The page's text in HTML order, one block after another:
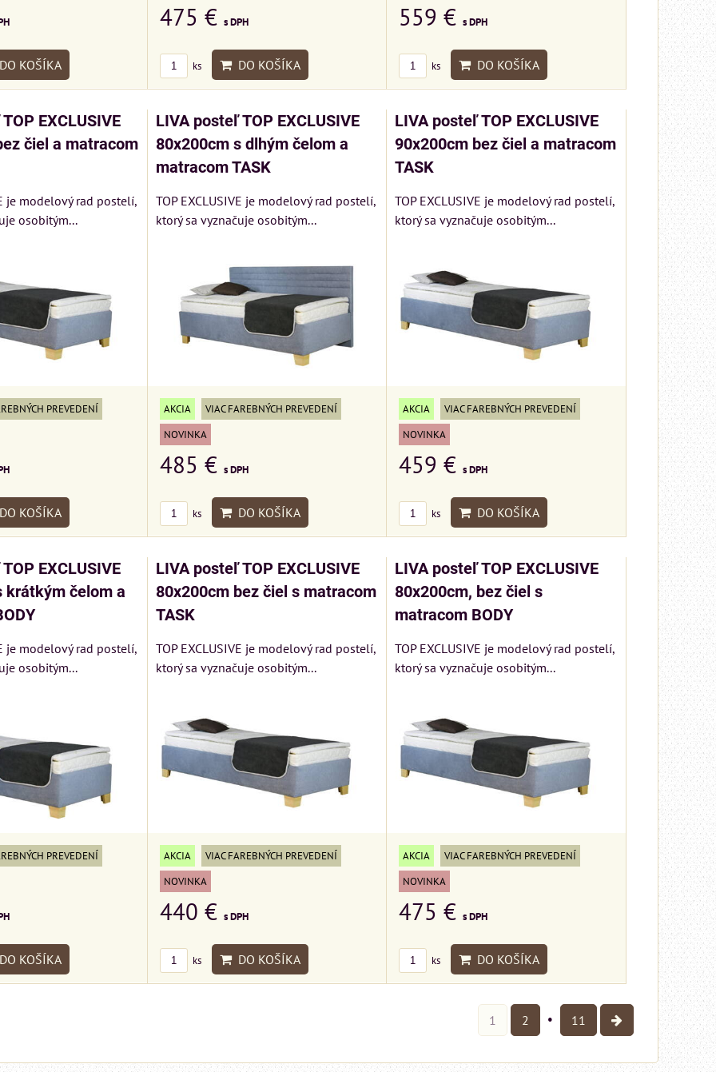
KOŠÍKA
475 € s DPH
ks DO KOŠÍKA
559 €s DPH
ks DO KOŠÍKA
EXCLUSIVE
čiel a matracom
je modelový rad postelí,
osobitým...
PREVEDENÍ
KOŠÍKA
LIVA posteľ TOP EXCLUSIVE
80x200cm s dlhým čelom a
matracom TASK
TOP EXCLUSIVE je modelový rad postelí,
ktorý sa vyznačuje osobitým...
AKCIA
VIAC FAREBNÝCH PREVEDENÍ
NOVINKA
485 € s DPH
ks DO KOŠÍKA
LIVA posteľ TOP EXCLUSIVE
90x200cm bez čiel a matracom
TASK
TOP EXCLUSIVE je modelový rad postelí,
ktorý sa vyznačuje osobitým...
AKCIA
VIAC FAREBNÝCH PREVEDENÍ
NOVINKA
459 €s DPH
ks DO KOŠÍKA
EXCLUSIVE
krátkým čelom a
je modelový rad postelí,
osobitým...
PREVEDENÍ
KOŠÍKA
LIVA posteľ TOP EXCLUSIVE
80x200cm bez čiel s matracom
TASK
TOP EXCLUSIVE je modelový rad postelí,
ktorý sa vyznačuje osobitým...
AKCIA
VIAC FAREBNÝCH PREVEDENÍ
NOVINKA
440 € s DPH
ks DO KOŠÍKA
LIVA posteľ TOP EXCLUSIVE
80x200cm, bez čiel s
matracom BODY
TOP EXCLUSIVE je modelový rad postelí,
ktorý sa vyznačuje osobitým...
AKCIA
VIAC FAREBNÝCH PREVEDENÍ
NOVINKA
475 €s DPH
ks DO KOŠÍKA
1 2 11